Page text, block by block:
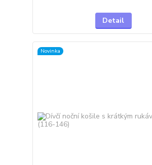
Detail
Novinka